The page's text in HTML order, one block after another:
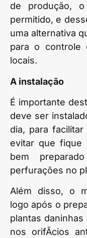
de produção,
permitido, e
uma alternativa
para o controle
locais.
A instalação
É importante
deve ser
dia, para
evitar que fique
bem
perfurações no
Além disso, o
logo após o
plantas
nos orifÃ­cios